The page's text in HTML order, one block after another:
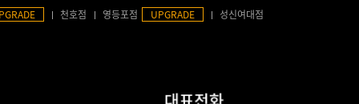
천호점 영등포점 UPGRADE 성신여대점